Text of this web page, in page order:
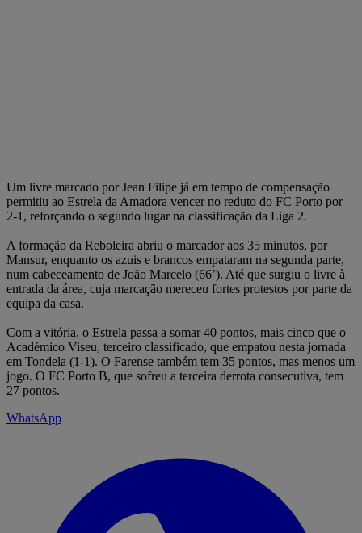
Um livre marcado por Jean Filipe já em tempo de compensação
permitiu ao Estrela da Amadora vencer no reduto do FC Porto por
2-1, reforçando o segundo lugar na classificação da Liga 2.
A formação da Reboleira abriu o marcador aos 35 minutos, por
Mansur, enquanto os azuis e brancos empataram na segunda parte,
num cabeceamento de João Marcelo (66’). Até que surgiu o livre à
entrada da área, cuja marcação mereceu fortes protestos por parte da
equipa da casa.
Com a vitória, o Estrela passa a somar 40 pontos, mais cinco que o
Académico Viseu, terceiro classificado, que empatou nesta jornada
em Tondela (1-1). O Farense também tem 35 pontos, mas menos um
jogo. O FC Porto B, que sofreu a terceira derrota consecutiva, tem
27 pontos.
WhatsApp